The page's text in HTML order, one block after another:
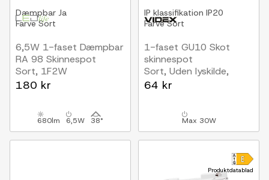
Dæmpbar Ja
FarveSort
6,5W 1-faset Dæmpbar
RA 98 Skinnespot
Sort, 1F2W
180 kr
680lm 6,5W 38°
IP klassifikation IP20
FarveSort
1-faset GU10 Skot
skinnespot
Sort, Uden lyskilde,
1F2W
64 kr
Max 30W
Produktdatablad